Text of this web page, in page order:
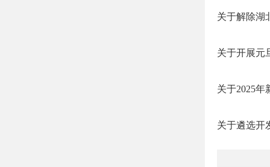
关于解除湖
关于开展元
关于2025年
关于遴选开